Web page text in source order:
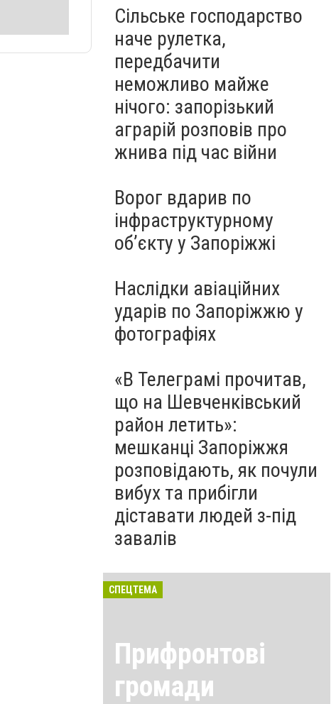
Сільське господарство
наче рулетка,
передбачити
неможливо майже
нічого: запорізький
аграрій розповів про
жнива під час війни
Ворог вдарив по
інфраструктурному
обʼєкту у Запоріжжі
Наслідки авіаційних
ударів по Запоріжжю у
фотографіях
«В Телеграмі прочитав,
що на Шевченківський
район летить»:
мешканці Запоріжжя
розповідають, як почули
вибух та прибігли
діставати людей з-під
завалів
СПЕЦТЕМА
Прифронтові
громади